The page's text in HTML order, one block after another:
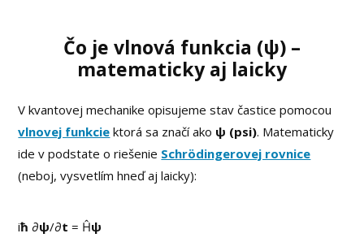
Čo je vlnová funkcia (ψ) –
matematicky aj laicky
V kvantovej mechanike opisujeme stav častice pomocou
vlnovej funkcie ktorá sa značí ako ψ (psi). Matematicky
ide v podstate o riešenie Schrödingerovej rovnice
(neboj, vysvetlím hneď aj laicky):
iħ ∂ψ/∂t = Ĥψ